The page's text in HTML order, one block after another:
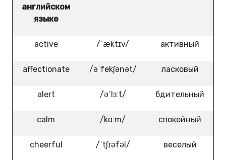
английском
языке
active /ˈæktɪv/ активный
affectionate /əˈfekʃənət/ ласковый
alert /əˈlɜːt/ бдительный
calm /kɑːm/ спокойный
cheerful /ˈtʃɪəfəl/ веселый